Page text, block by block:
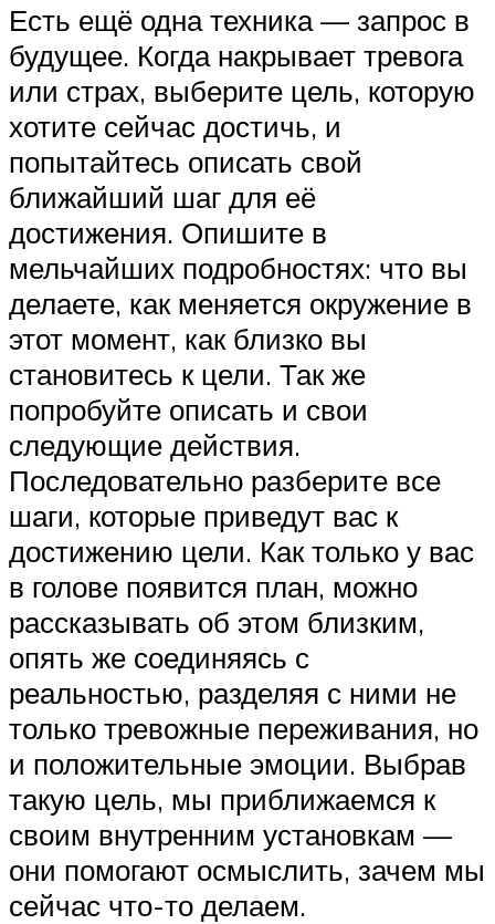
Есть ещё одна техника — запрос в
будущее. Когда накрывает тревога
или страх, выберите цель, которую
хотите сейчас достичь, и
попытайтесь описать свой
ближайший шаг для её
достижения. Опишите в
мельчайших подробностях: что вы
делаете, как меняется окружение в
этот момент, как близко вы
становитесь к цели. Так же
попробуйте описать и свои
следующие действия.
Последовательно разберите все
шаги, которые приведут вас к
достижению цели. Как только у вас
в голове появится план, можно
рассказывать об этом близким,
опять же соединяясь с
реальностью, разделяя с ними не
только тревожные переживания, но
и положительные эмоции. Выбрав
такую цель, мы приближаемся к
своим внутренним установкам —
они помогают осмыслить, зачем мы
сейчас что-то делаем.